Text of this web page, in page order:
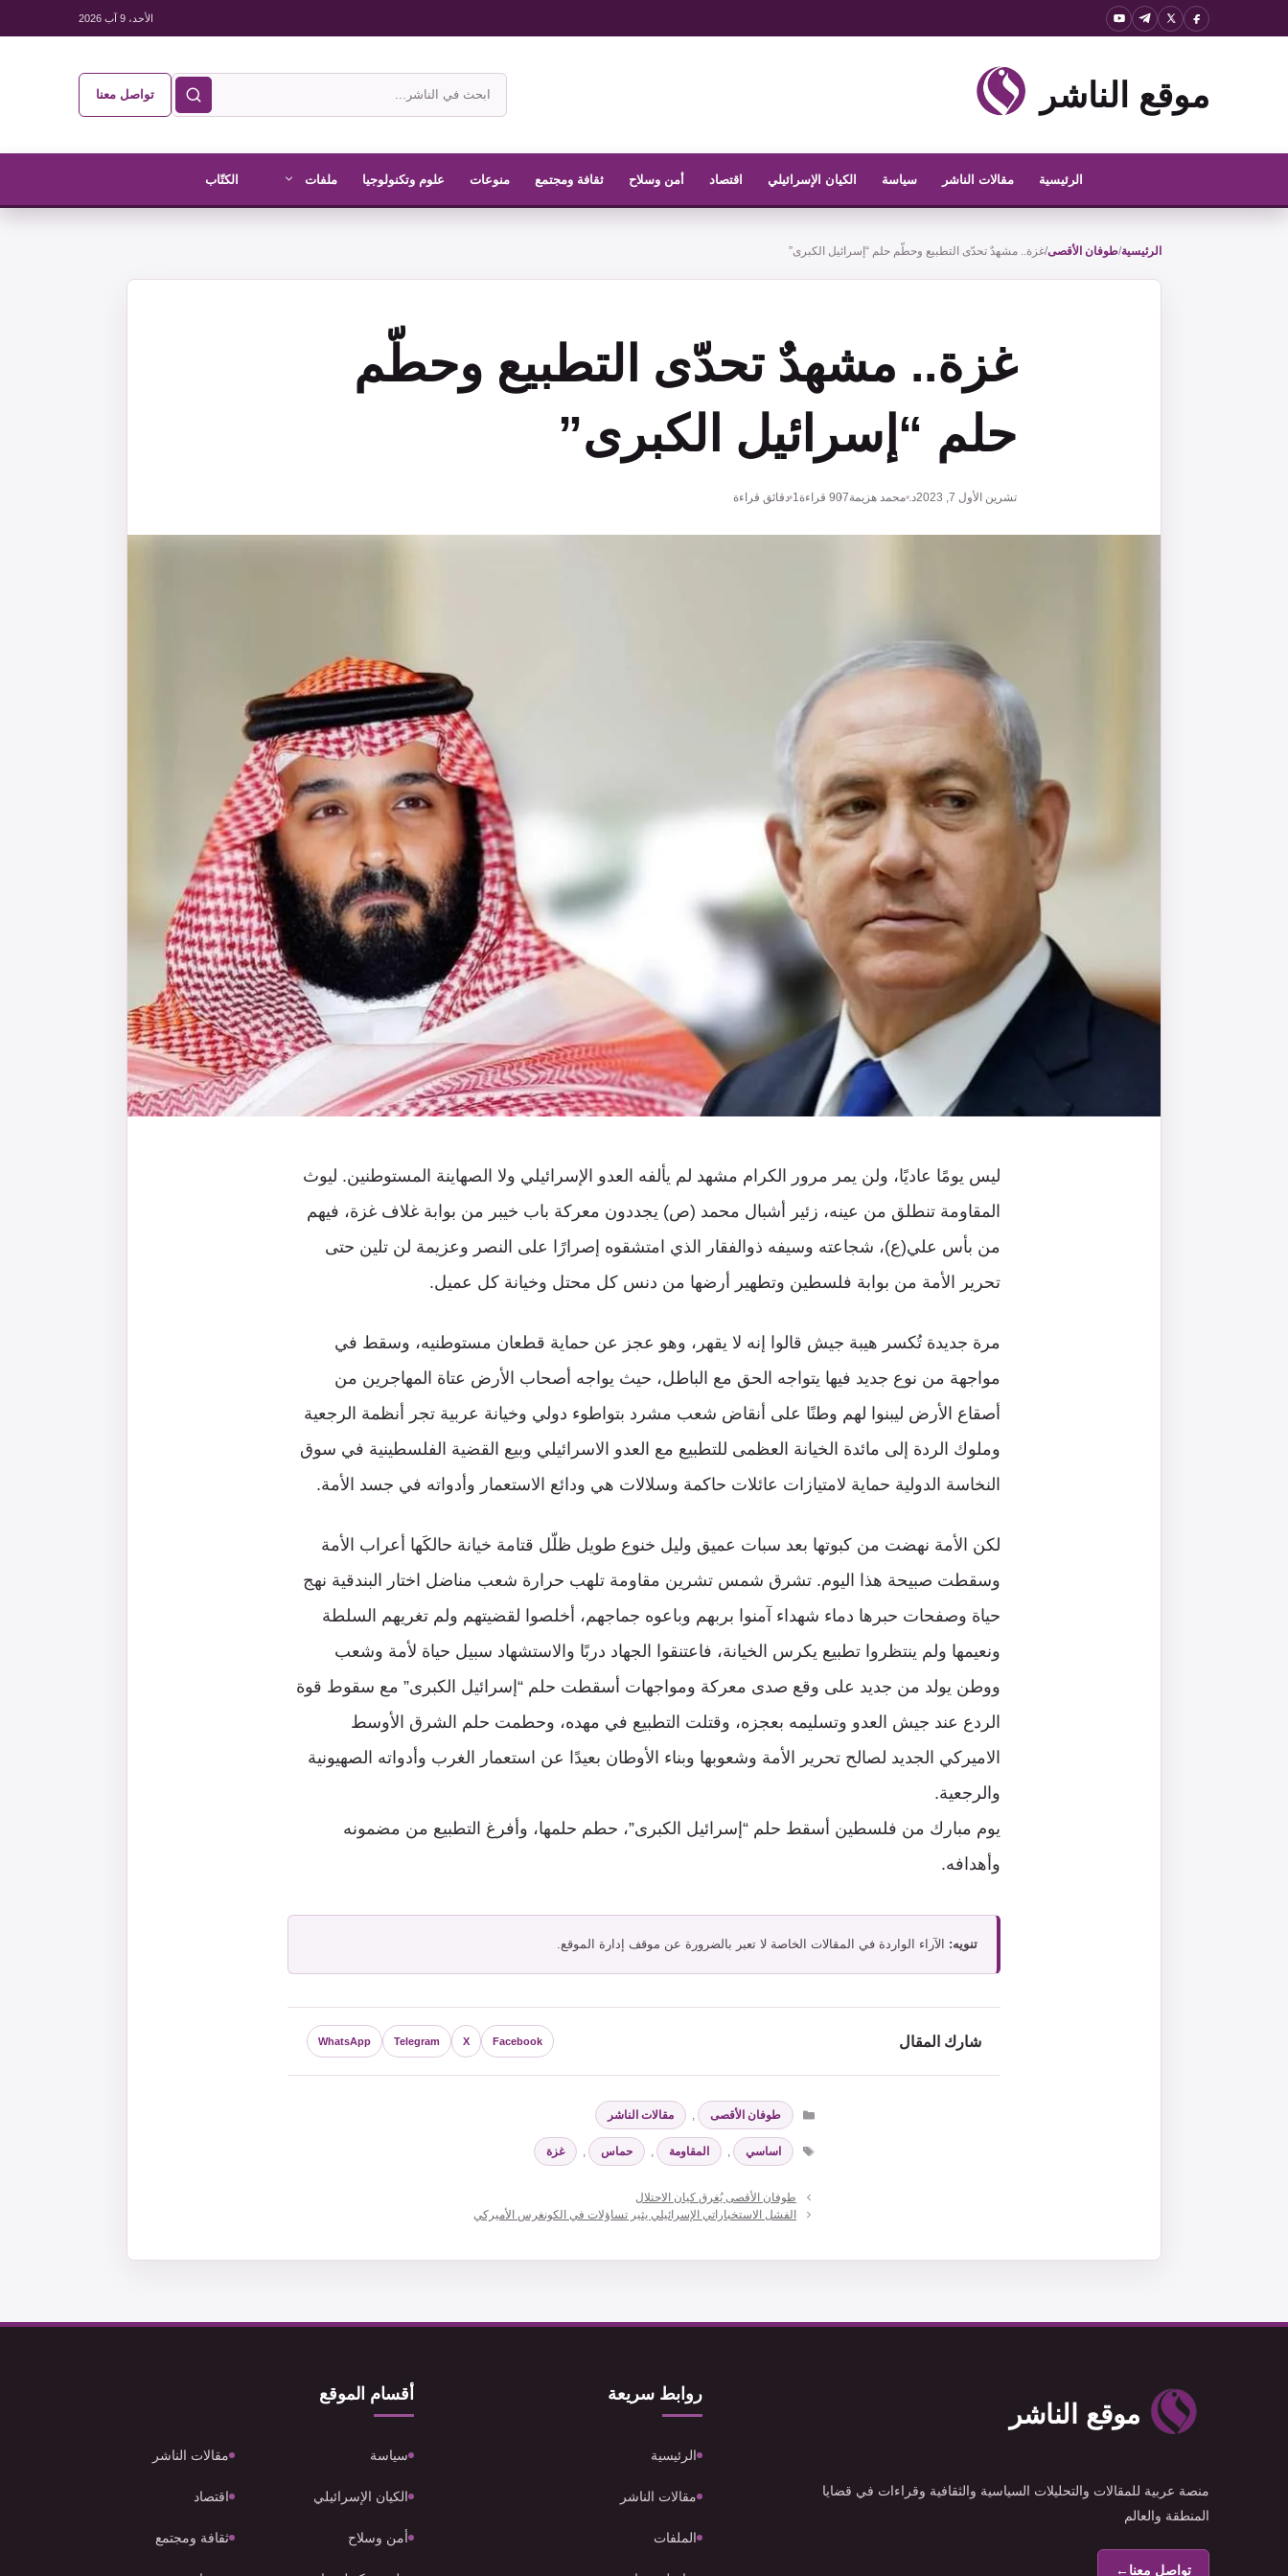
الأحد، 9 آب 2026
موقع الناشر
ابحث
في
الناشر
تواصل معنا
الرئيسية مقالات الناشر سياسة الكيان الإسرائيلي اقتصاد أمن وسلاح ثقافة ومجتمع منوعات علوم وتكنولوجيا ملفات الكتّاب
الرئيسية/طوفان الأقصى/غزة.. مشهدٌ تحدّى التطبيع وحطّم حلم “إسرائيل الكبرى”
غزة.. مشهدٌ تحدّى التطبيع وحطّم
حلم “إسرائيل الكبرى”
تشرين الأول 7, 2023 د. محمد هزيمة907 قراءة1 دقائق قراءة
ليس يومًا عاديًا، ولن يمر مرور الكرام مشهد لم يألفه العدو الإسرائيلي ولا الصهاينة المستوطنين. ليوث
المقاومة تنطلق من عينه، زئير أشبال محمد (ص) يجددون معركة باب خيبر من بوابة غلاف غزة، فيهم
من بأس علي(ع)، شجاعته وسيفه ذوالفقار الذي امتشقوه إصرارًا على النصر وعزيمة لن تلين حتى
تحرير الأمة من بوابة فلسطين وتطهير أرضها من دنس كل محتل وخيانة كل عميل.
مرة جديدة تُكسر هيبة جيش قالوا إنه لا يقهر، وهو عجز عن حماية قطعان مستوطنيه، وسقط في
مواجهة من نوع جديد فيها يتواجه الحق مع الباطل، حيث يواجه أصحاب الأرض عتاة المهاجرين من
أصقاع الأرض ليبنوا لهم وطنًا على أنقاض شعب مشرد بتواطوء دولي وخيانة عربية تجر أنظمة الرجعية
وملوك الردة إلى مائدة الخيانة العظمى للتطبيع مع العدو الاسرائيلي وبيع القضية الفلسطينية في سوق
النخاسة الدولية حماية لامتيازات عائلات حاكمة وسلالات هي ودائع الاستعمار وأدواته في جسد الأمة.
لكن الأمة نهضت من كبوتها بعد سبات عميق وليل خنوع طويل ظلّل قتامة خيانة حالكَها أعراب الأمة
وسقطت صبيحة هذا اليوم. تشرق شمس تشرين مقاومة تلهب حرارة شعب مناضل اختار البندقية نهج
حياة وصفحات حبرها دماء شهداء آمنوا بربهم وباعوه جماجهم، أخلصوا لقضيتهم ولم تغريهم السلطة
ونعيمها ولم ينتظروا تطبيع يكرس الخيانة، فاعتنقوا الجهاد دربًا والاستشهاد سبيل حياة لأمة وشعب
ووطن يولد من جديد على وقع صدى معركة ومواجهات أسقطت حلم “إسرائيل الكبرى” مع سقوط قوة
الردع عند جيش العدو وتسليمه بعجزه، وقتلت التطبيع في مهده، وحطمت حلم الشرق الأوسط
الاميركي الجديد لصالح تحرير الأمة وشعوبها وبناء الأوطان بعيدًا عن استعمار الغرب وأدواته الصهيونية
والرجعية.
يوم مبارك من فلسطين أسقط حلم “إسرائيل الكبرى”، حطم حلمها، وأفرغ التطبيع من مضمونه
وأهدافه.
تنويه: الآراء الواردة في المقالات الخاصة لا تعبر بالضرورة عن موقف إدارة الموقع.
شارك المقال Facebook
X
Telegram
WhatsApp
التصنيفات
طوفان الأقصى ,
مقالات الناشر
الوسوم
اساسي , المقاومة , حماس , غزة
طوفان الأقصى يُغرق كيان الاحتلال
الفشل الاستخباراتي الإسرائيلي يثير تساؤلات في الكونغرس الأميركي
موقع الناشر
منصة عربية للمقالات والتحليلات السياسية والثقافية وقراءات في قضايا
المنطقة والعالم
تواصل معنا←
روابط سريعة
الرئيسية
مقالات الناشر
الملفات
أقسام الموقع
سياسة مقالات الناشر
الكيان الإسرائيلي اقتصاد
أمن وسلاح ثقافة ومجتمع